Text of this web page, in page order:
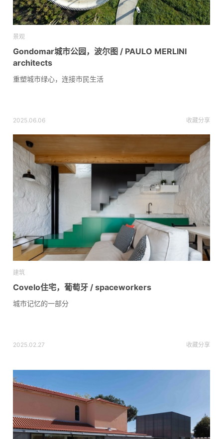
景观
Gondomar城市公园，波尔图 / PAULO MERLINI
architects
重塑城市绿心，连接市民生活
2025.06.06 收藏分享
建筑
Covelo住宅，葡萄牙 / spaceworkers
城市记忆的一部分
2025.02.27 收藏分享